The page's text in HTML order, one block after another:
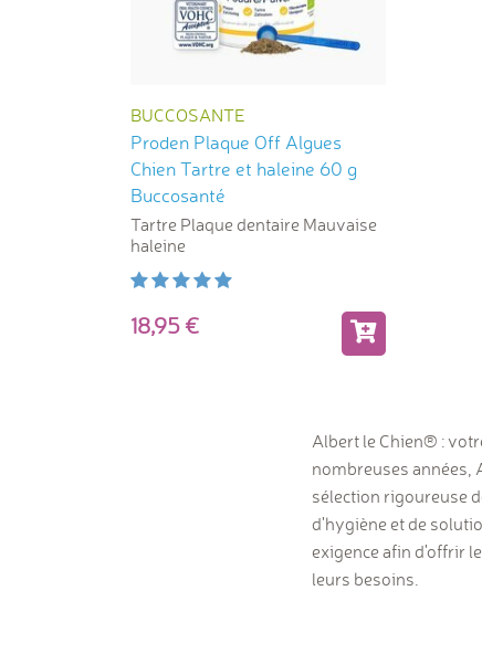
BUCCOSANTE
Proden Plaque Off Algues
Chien Tartre et haleine 60 g
Buccosanté
Tartre Plaque dentaire Mauvaise
haleine
18,95
Albert le Chien® :
nombreuses années,
sélection rigoureuse
d'hygiène et de
exigence afin d'offrir
leurs besoins.